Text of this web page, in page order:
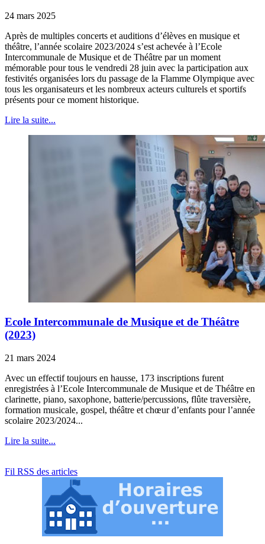
24 mars 2025
Après de multiples concerts et auditions d’élèves en musique et
théâtre, l’année scolaire 2023/2024 s’est achevée à l’Ecole
Intercommunale de Musique et de Théâtre par un moment
mémorable pour tous le vendredi 28 juin avec la participation aux
festivités organisées lors du passage de la Flamme Olympique avec
tous les organisateurs et les nombreux acteurs culturels et sportifs
présents pour ce moment historique.
Lire la suite...
Ecole Intercommunale de Musique et de Théâtre
(2023)
21 mars 2024
Avec un effectif toujours en hausse, 173 inscriptions furent
enregistrées à l’Ecole Intercommunale de Musique et de Théâtre en
clarinette, piano, saxophone, batterie/percussions, flûte traversière,
formation musicale, gospel, théâtre et chœur d’enfants pour l’année
scolaire 2023/2024...
Lire la suite...
Fil RSS des articles